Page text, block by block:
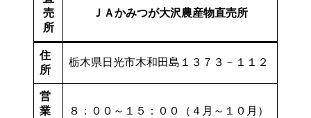
売
所
ＪＡかみつが大沢農産物直売所
住
所
栃木県日光市木和田島１３７３－１１２
営
業
８：００～１５：００（４月～１０月）